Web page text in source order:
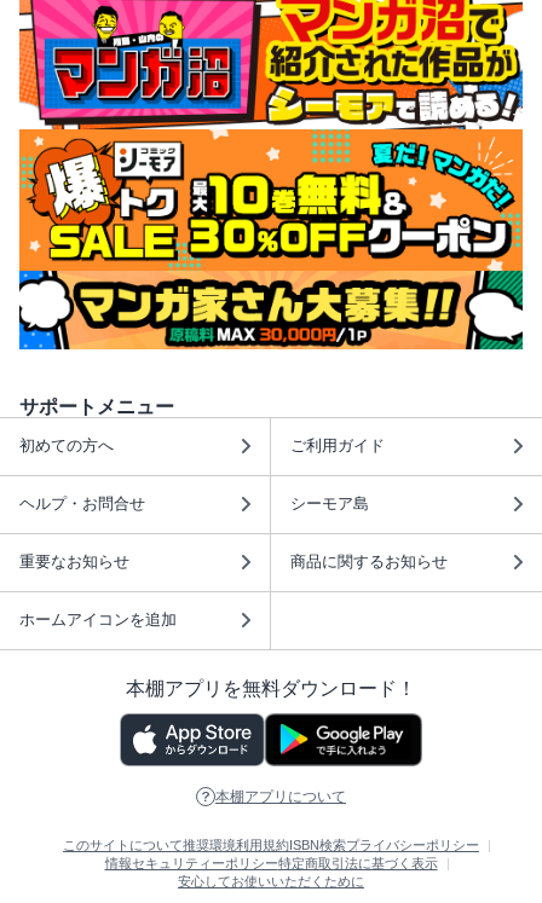
サポートメニュー
初めての方へ ご利用ガイド
ヘルプ・お問合せ シーモア島
重要なお知らせ 商品に関するお知らせ
ホームアイコンを追加
本棚アプリを無料ダウンロード！
本棚アプリについて
このサイトについて推奨環境利用規約 ISBN検索プライバシーポリシー
情報セキュリティーポリシー特定商取引法に基づく表示
安心してお使いいただくために